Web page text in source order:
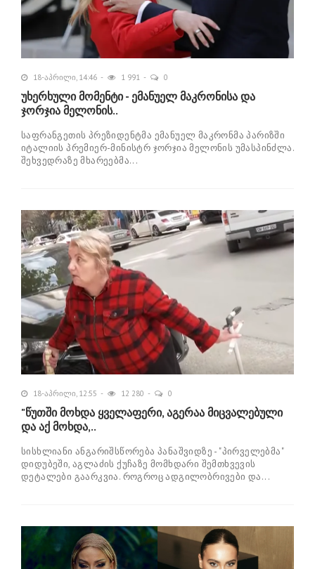
18-აპრილი, 14:46 1 991 0
უხერხული მომენტი - ემანუელ მაკრონისა და
ჯორჯია მელონის..
საფ­რან­გე­თის პრე­ზი­დენ­ტმა ემა­ნუ­ელ მაკ­რონ­მა პა­რიზ­ში
იტა­ლი­ის პრე­მი­ერ-მი­ნის­ტრ ჯორ­ჯია მე­ლო­ნის უმას­პინ­ძლა.
შეხ­ვედ­რა­ზე მხა­რე­ებ­მა...
18-აპრილი, 12:55 12 280 0
"წუთში მოხდა ყველაფერი, აგერაა მიცვალებული
და აქ მოხდა,..
სისხლიანი ანგარიშსწორება პანაშვიდზე - "პირველებმა"
დიდუბეში, აგლაძის ქუჩაზე მომხდარი შემთხვევის
დეტალები გაარკვია. როგროც ადგილობრივები და...